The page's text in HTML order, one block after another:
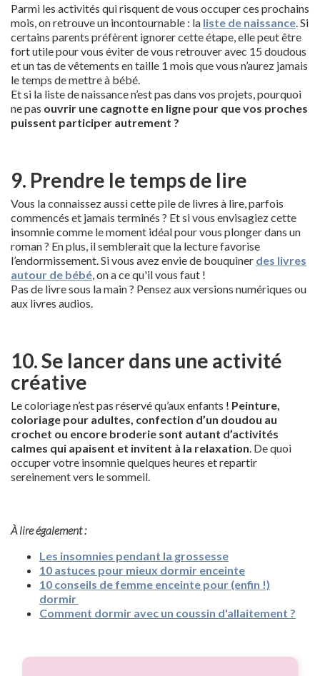
Parmi les activités qui risquent de vous occuper ces prochains
mois, on retrouve un incontournable : la liste de naissance . Si
certains parents préfèrent ignorer cette étape, elle peut être
fort utile pour vous éviter de vous retrouver avec 15 doudous
et un tas de vêtements en taille 1 mois que vous n’aurez jamais
le temps de mettre à bébé.
Et si la liste de naissance n’est pas dans vos projets, pourquoi
ne pas ouvrir une cagnotte en ligne pour que vos proches
puissent participer autrement ?
9. Prendre le temps de lire
Vous la connaissez aussi cette pile de livres à lire, parfois
commencés et jamais terminés ? Et si vous envisagiez cette
insomnie comme le moment idéal pour vous plonger dans un
roman ? En plus, il semblerait que la lecture favorise
l’endormissement. Si vous avez envie de bouquiner des livres
autour de bébé , on a ce qu'il vous faut !
Pas de livre sous la main ? Pensez aux versions numériques ou
aux livres audios.
10. Se lancer dans une activité
créative
Le coloriage n’est pas réservé qu’aux enfants ! Peinture,
coloriage pour adultes, confection d’un doudou au
crochet ou encore broderie sont autant d’activités
calmes qui apaisent et invitent à la relaxation . De quoi
occuper votre insomnie quelques heures et repartir
sereinement vers le sommeil.
À lire également :
Les insomnies pendant la grossesse
10 astuces pour mieux dormir enceinte
10 conseils de femme enceinte pour (enfin !)
dormir
Comment dormir avec un coussin d'allaitement ?